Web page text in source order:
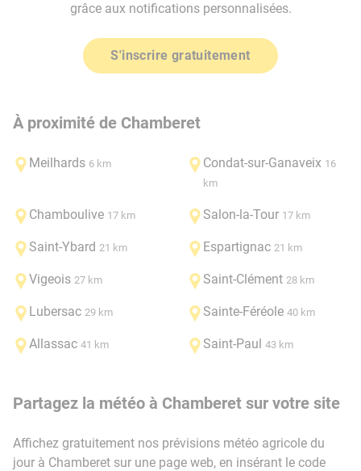
grâce aux notifications personnalisées.
S'inscrire gratuitement
À proximité de Chamberet
Meilhards 6 km Condat-sur-Ganaveix 16
km
Chamboulive 17 km Salon-la-Tour 17 km
Saint-Ybard 21 km Espartignac 21 km
Vigeois 27 km Saint-Clément 28 km
Lubersac 29 km Sainte-Féréole 40 km
Allassac 41 km Saint-Paul 43 km
Partagez la météo à Chamberet sur votre site
Affichez gratuitement nos prévisions météo agricole du
jour à Chamberet sur une page web, en insérant le code